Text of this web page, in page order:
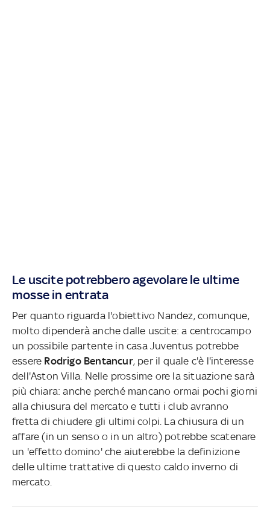
Le uscite potrebbero agevolare le ultime
mosse in entrata
Per quanto riguarda l'obiettivo Nandez, comunque,
molto dipenderà anche dalle uscite: a centrocampo
un possibile partente in casa Juventus potrebbe
essere Rodrigo Bentancur, per il quale c'è l'interesse
dell'Aston Villa. Nelle prossime ore la situazione sarà
più chiara: anche perché mancano ormai pochi giorni
alla chiusura del mercato e tutti i club avranno
fretta di chiudere gli ultimi colpi. La chiusura di un
affare (in un senso o in un altro) potrebbe scatenare
un 'effetto domino' che aiuterebbe la definizione
delle ultime trattative di questo caldo inverno di
mercato.